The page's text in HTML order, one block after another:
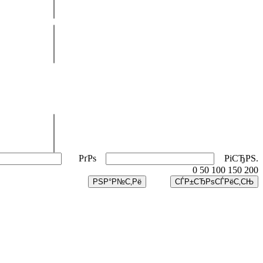
РґРѕ
РіСЂРЅ.
0 50 100 150 200